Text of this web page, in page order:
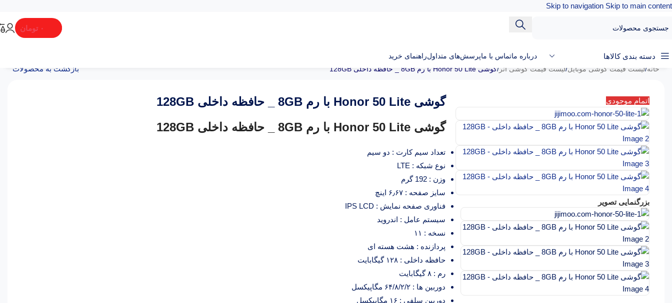
Skip to navigation Skip to main content
۰ تومان
دسته بندی کالاها درباره ماتماس با ماپرسش‌های متداولراهنمای خرید
خانه/لیست قیمت گوشی موبایل/لیست قیمت گوشی آنر /گوشی Honor 50 Lite با رم 8GB _ حافظه داخلی 128GB بازگشت به محصولات
اتمام موجودی
بزرگنمایی تصویر
گوشی Honor 50 Lite با رم 8GB _ حافظه داخلی 128GB
گوشی Honor 50 Lite با رم 8GB _ حافظه داخلی 128GB
تعداد سیم کارت : دو سیم
نوع شبکه : LTE
وزن : 192 گرم
سایز صفحه : ۶٫۶۷ اینچ
فناوری صفحه نمایش : IPS LCD
سیستم عامل : اندروید
نسخه : ۱۱
پردازنده : هشت هسته ای
حافظه داخلی : ۱۲۸ گیگابایت
رم : ۸ گیگابایت
دوربین ها : ۶۴/۸/۲/۲ مگاپیکسل
دوربین سلفی : ۱۶ مگاپیکسل